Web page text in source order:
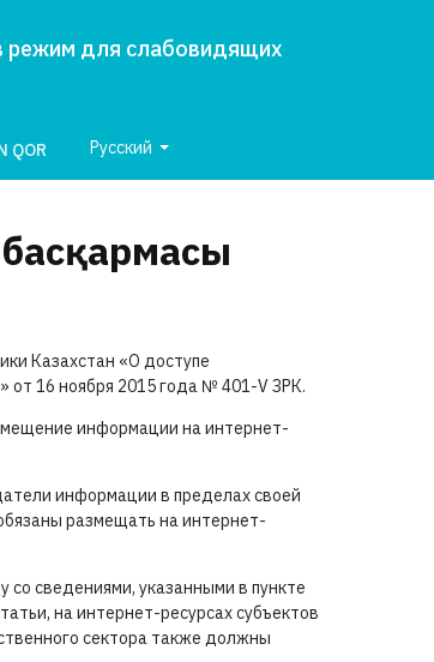
режим для слабовидящих
QOR Русский
Казахстан «О доступе
от 16 ноября 2015 года № 401-V ЗРК.
информации на интернет-
информации в пределах своей
размещать на интернет-
со сведениями, указанными в пункте
на интернет-ресурсах субъектов
сектора также должны